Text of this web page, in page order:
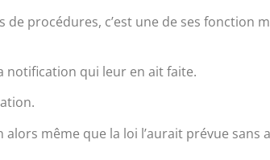
procédures, c’est une de ses fonction
notification qui leur en ait faite.
même que la loi l’aurait prévue sans